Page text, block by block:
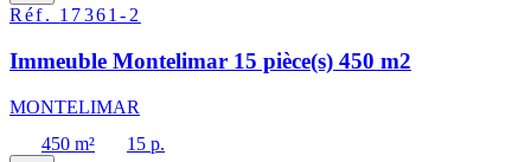
Réf. 17361-2
Immeuble Montelimar 15 pièce(s) 450 m2
MONTELIMAR
450 m²
15 p.